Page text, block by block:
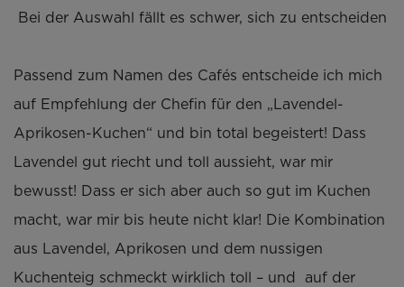
Bei der Auswahl fällt es schwer, sich zu entscheiden
Passend zum Namen des Cafés entscheide ich mich
auf Empfehlung der Chefin für den „Lavendel-
Aprikosen-Kuchen“ und bin total begeistert! Dass
Lavendel gut riecht und toll aussieht, war mir
bewusst! Dass er sich aber auch so gut im Kuchen
macht, war mir bis heute nicht klar! Die Kombination
aus Lavendel, Aprikosen und dem nussigen
Kuchenteig schmeckt wirklich toll – und auf der